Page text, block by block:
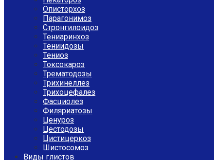
Описторхоз
Парагонимоз
Стронгилоидоз
Тениаринхоз
Тениидозы
Тениоз
Токсокароз
Трематодозы
Трихинеллез
Трихоцефалез
Фасциолез
Филяриатозы
Ценуроз
Цестодозы
Цистицеркоз
Шистосомоз
Виды глистов